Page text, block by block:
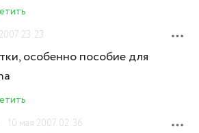
23:23
особенно пособие для
10 мая 2007 02:36